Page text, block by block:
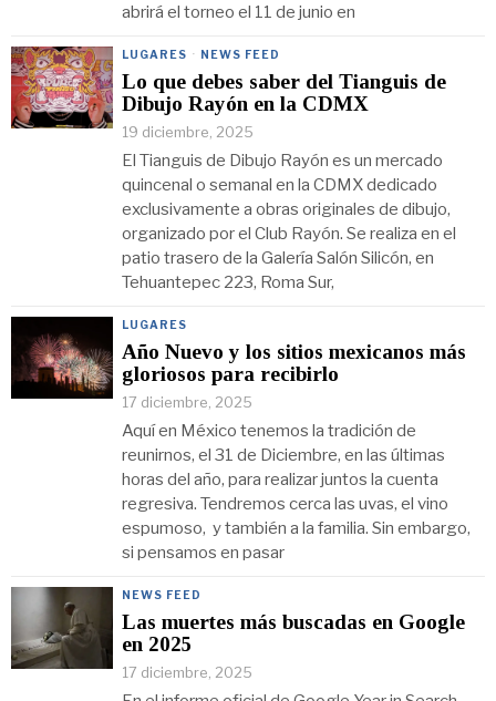
abrirá el torneo el 11 de junio en
LUGARES · NEWS FEED
Lo que debes saber del Tianguis de
Dibujo Rayón en la CDMX
19 diciembre, 2025
El Tianguis de Dibujo Rayón es un mercado
quincenal o semanal en la CDMX dedicado
exclusivamente a obras originales de dibujo,
organizado por el Club Rayón. Se realiza en el
patio trasero de la Galería Salón Silicón, en
Tehuantepec 223, Roma Sur,
LUGARES
Año Nuevo y los sitios mexicanos más
gloriosos para recibirlo
17 diciembre, 2025
Aquí en México tenemos la tradición de
reunirnos, el 31 de Diciembre, en las últimas
horas del año, para realizar juntos la cuenta
regresiva. Tendremos cerca las uvas, el vino
espumoso, y también a la familia. Sin embargo,
si pensamos en pasar
NEWS FEED
Las muertes más buscadas en Google
en 2025
17 diciembre, 2025